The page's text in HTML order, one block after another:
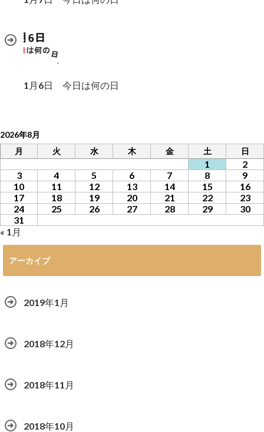
1月6日 今日は何の日
2026年8月
月
火 水 木 金 土 日
1
2
3
4 5 6 7 8
9
10
11 12 13 14 15
16
17
18 19 20 21 22
23
24
25 26 27 28 29
30
31
« 1月
アーカイブ
2019年1月
2018年12月
2018年11月
2018年10月